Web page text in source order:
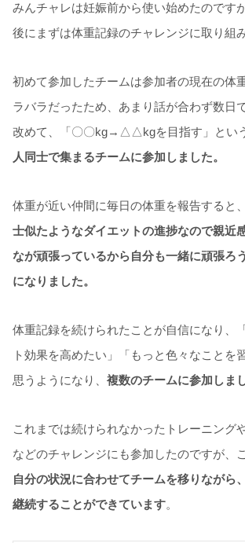
みんチャレは妊娠前から使い始めたのです
後にまずは体重記録のチャレンジに取り組
初めて参加したチームは参加者の現在の体
ラバラだったため、あまり話が合わず数日
改めて、「〇〇kg→△△kgを目指す」とい
人同士で集まるチームに参加しました。
体重が近い仲間に毎日の体重を報告すると、
士似たようなダイエットの進捗なので親近
なが頑張っているから自分も一緒に頑張ろ
になりました。
体重記録を続けられたことが自信になり、
ト効果を高めたい」「もっと色々なことを
思うようになり、 複数のチームに参加しまし
これまでは続けられなかったトレーニング
などのチャレンジにも参加したのですが、
自分の状況に合わせてチームを移りながら
継続することができています。